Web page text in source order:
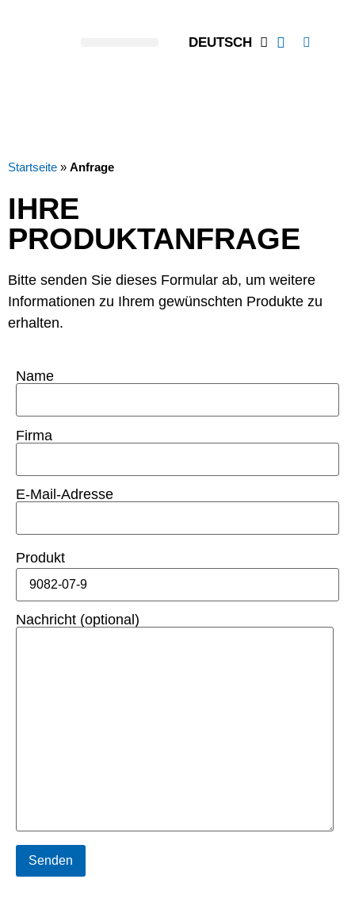
DEUTSCH
Startseite » Anfrage
IHRE
PRODUKTANFRAGE
Bitte senden Sie dieses Formular ab, um weitere
Informationen zu Ihrem gewünschten Produkte zu
erhalten.
Name
Firma
E-Mail-Adresse
Produkt
Nachricht (optional)